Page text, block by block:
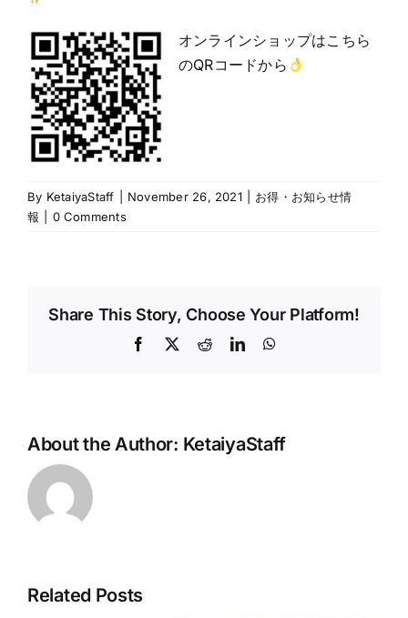
オンラインショップはこちら
のQRコードから
By KetaiyaStaff November 26, 2021
お得・お知らせ情
報
0 Comments
Share This Story, Choose Your Platform!
Facebook
X RedditLinkedIn
About the Author: KetaiyaStaff
Related Posts